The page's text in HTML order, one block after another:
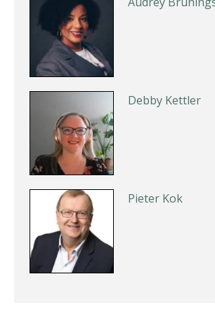
Debby Kettler
Pieter Kok